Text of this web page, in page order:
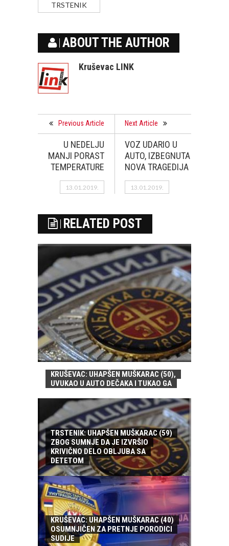
TRSTENIK
ABOUT THE AUTHOR
Kruševac LINK
Previous Article
U NEDELJU
MANJI PORAST
TEMPERATURE
13.01.2019.
Next Article
VOZ UDARIO U
AUTO, IZBEGNUTA
NOVA TRAGEDIJA
13.01.2019.
RELATED POST
KRUŠEVAC: UHAPŠEN MUŠKARAC (50),
UVUKAO U AUTO DEČAKA I TUKAO GA
TRSTENIK: UHAPŠEN MUŠKARAC (59)
ZBOG SUMNJE DA JE IZVRŠIO
KRIVIČNO DELO OBLJUBA SA
DETETOM
KRUŠEVAC: UHAPŠEN MUŠKARAC (40)
OSUMNJIČEN ZA PRETNJE PORODICI
SUDIJE